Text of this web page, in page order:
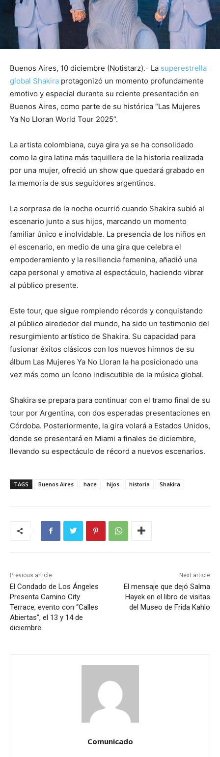
Buenos Aires, 10 diciembre (Notistarz).- La superestrella
global Shakira protagonizó un momento profundamente
emotivo y especial durante su rciente presentación en
Buenos Aires, como parte de su histórica “Las Mujeres
Ya No Lloran World Tour 2025”.
La artista colombiana, cuya gira ya se ha consolidado
como la gira latina más taquillera de la historia realizada
por una mujer, ofreció un show que quedará grabado en
la memoria de sus seguidores argentinos.
La sorpresa de la noche ocurrió cuando Shakira subió al
escenario junto a sus hijos, marcando un momento
familiar único e inolvidable. La presencia de los niños en
el escenario, en medio de una gira que celebra el
empoderamiento y la resiliencia femenina, añadió una
capa personal y emotiva al espectáculo, haciendo vibrar
al público presente.
Este tour, que sigue rompiendo récords y conquistando
al público alrededor del mundo, ha sido un testimonio del
resurgimiento artístico de Shakira. Su capacidad para
fusionar éxitos clásicos con los nuevos himnos de su
álbum Las Mujeres Ya No Lloran la ha posicionado una
vez más como un ícono indiscutible de la música global.
Shakira se prepara para continuar con el tramo final de su
tour por Argentina, con dos esperadas presentaciones en
Córdoba. Posteriormente, la gira volará a Estados Unidos,
donde se presentará en Miami a finales de diciembre,
llevando su espectáculo de récord a nuevos escenarios.
TAGS Buenos Aires hace hijos historia Shakira
Previous article
El Condado de Los Ángeles
Presenta Camino City
Terrace, evento con “Calles
Abiertas”, el 13 y 14 de
diciembre
Next article
El mensaje que dejó Salma
Hayek en el libro de visitas
del Museo de Frida Kahlo
Comunicado